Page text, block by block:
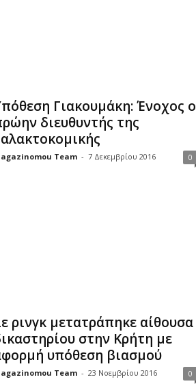
Γιακουμάκη: Ένοχος ο
διευθυντής της
Team - 7 Δεκεμβρίου 2016 0
ρινγκ μετατράπηκε αίθουσα
στην Κρήτη με
υπόθεση βιασμού
Team - 23 Νοεμβρίου 2016 0